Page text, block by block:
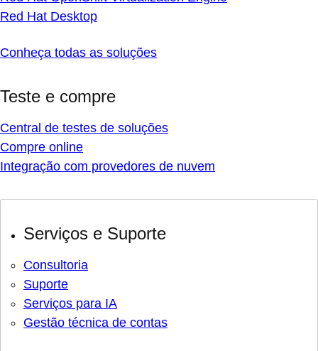
Red Hat Desktop
Conheça todas as soluções
Teste e compre
Central de testes de soluções
Compre online
Integração com provedores de nuvem
Serviços e Suporte
Consultoria
Suporte
Serviços para IA
Gestão técnica de contas